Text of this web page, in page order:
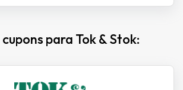
para Tok & Stok: